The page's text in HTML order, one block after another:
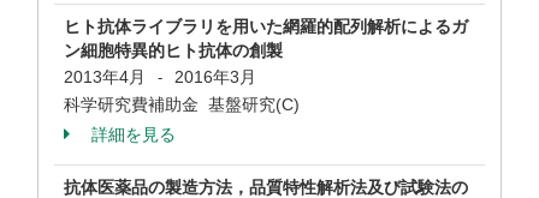
ヒト抗体ライブラリを用いた網羅的配列解析によるガ
ン細胞特異的ヒト抗体の創製
2013年4月
-
2016年3月
科学研究費補助金 基盤研究(C)
詳細を見る
抗体医薬品の製造方法，品質特性解析法及び試験法の